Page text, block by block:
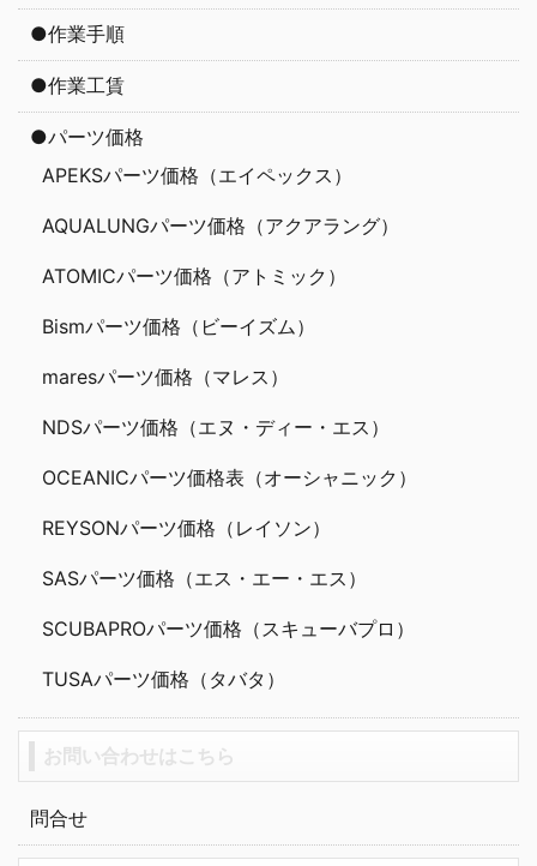
●作業手順
●作業工賃
●パーツ価格
APEKSパーツ価格（エイペックス）
AQUALUNGパーツ価格（アクアラング）
ATOMICパーツ価格（アトミック）
Bismパーツ価格（ビーイズム）
maresパーツ価格（マレス）
NDSパーツ価格（エヌ・ディー・エス）
OCEANICパーツ価格表（オーシャニック）
REYSONパーツ価格（レイソン）
SASパーツ価格（エス・エー・エス）
SCUBAPROパーツ価格（スキューバプロ）
TUSAパーツ価格（タバタ）
お問い合わせはこちら
問合せ